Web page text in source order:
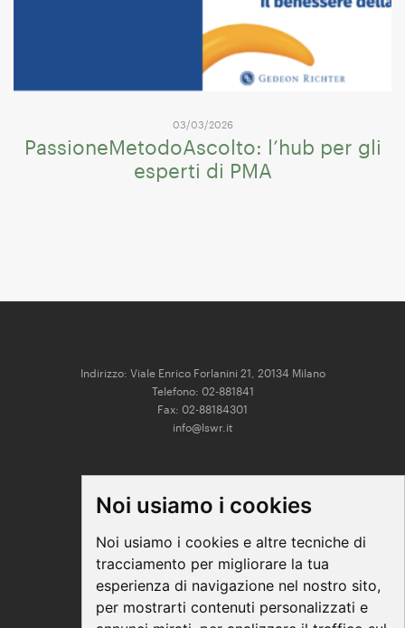
Noi usiamo i cookies
Noi usiamo i cookies e altre tecniche di
tracciamento per migliorare la tua
esperienza di navigazione nel nostro sito,
per mostrarti contenuti personalizzati e
03/03/2026
PassioneMetodoAscolto: l’hub per gli
esperti di PMA
Indirizzo: Viale Enrico Forlanini 21, 20134 Milano
Telefono: 02-881841
Fax: 02-88184301
info@lswr.it
Facebook
Youtube